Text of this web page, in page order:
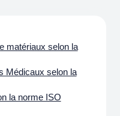
matériaux selon la
Médicaux selon la
la norme ISO